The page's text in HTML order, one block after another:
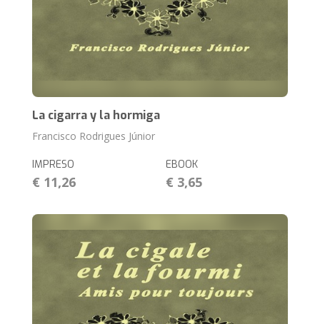
La cigarra y la hormiga
Francisco Rodrigues Júnior
IMPRESO
€ 11,26
EBOOK
€ 3,65